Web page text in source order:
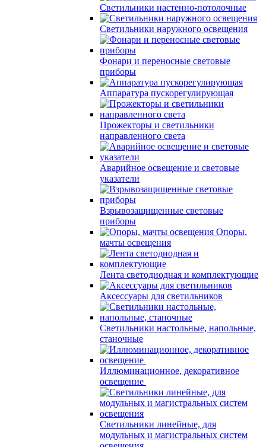
Светильники настенно-потолочные
Светильники наружного освещения
Фонари и переносные световые
приборы
Аппаратура пускорегулирующая
Прожекторы и светильники
направленного света
Аварийное освещение и световые
указатели
Взрывозащищенные световые
приборы
Опоры,
мачты освещения
Лента светодиодная и комплектующие
Аксессуары для светильников
Светильники настольные, напольные,
станочные
Иллюминационное, декоративное
освещение
Светильники линейные, для
модульных и магистральных систем